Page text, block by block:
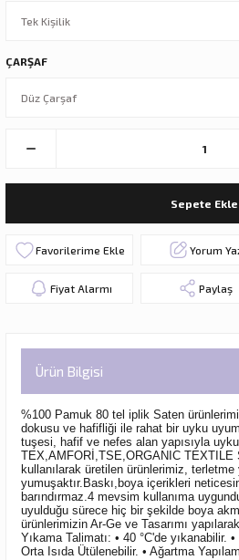
ÇARŞAF
Sepete Ekle
Yorum
Fiyat Alarmı Paylaş
Ürün Bilgisi
%100 Pamuk 80 tel iplik Saten
dokusu ve hafifliği ile rahat bir uyku
tuşesi, hafif ve nefes alan yapısıyla
TEX,AMFORİ,TSE,ORGANIC TEXTILE
kullanılarak üretilen ürünlerimiz,
yumuşaktır.Baskı,boya içerikleri
barındırmaz.4 mevsim kullanıma
uyulduğu sürece hiç bir şekilde boya
ürünlerimizin Ar-Ge ve Tasarımı
Yıkama Talimatı: • 40 °C'de yıkanabilir.
Orta Isıda Ütülenebilir. • Ağartma